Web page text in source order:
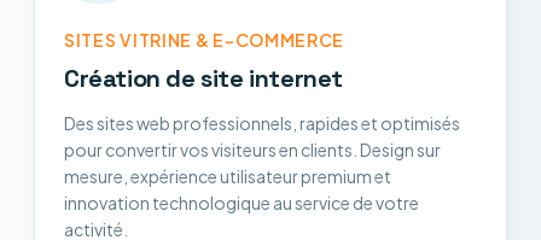
SITES VITRINE & E-COMMERCE
Création de site internet
Des sites web professionnels, rapides et optimisés
pour convertir vos visiteurs en clients. Design sur
mesure, expérience utilisateur premium et
innovation technologique au service de votre
activité.